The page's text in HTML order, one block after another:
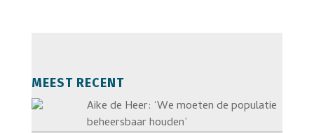
MEEST RECENT
Aike de Heer: ‘We moeten de populatie
beheersbaar houden’